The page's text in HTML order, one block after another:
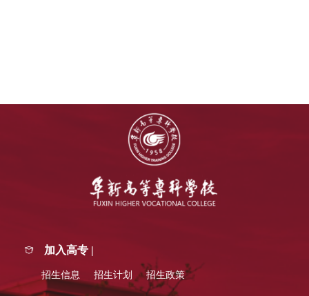
加入高专 |
招生信息 招生计划 招生政策